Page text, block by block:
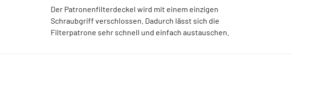
Der Patronenfilterdeckel wird mit einem einzigen
Schraubgriff verschlossen. Dadurch lässt sich die
Filterpatrone sehr schnell und einfach austauschen.